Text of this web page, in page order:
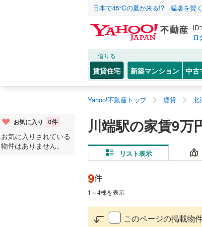
日本で45℃の夏が来る!? 猛暑を賢
ID
ロ
借りる
賃貸住宅 新築マンション 中古
Yahoo!不動産トップ 賃貸 北
川端駅の家賃9万
リスト表示
9件
1 ～4棟を表示
このページの掲載物
お気に入り 0件
お気に入りされている
物件はありません。